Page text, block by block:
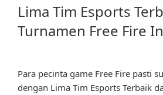
ON
Lima Tim Esports
Turnamen Free Fire
Para pecinta game Free Fire pasti
dengan Lima Tim Esports Terbaik